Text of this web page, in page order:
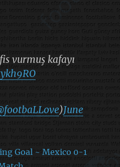
vurmuş kafayı
)June